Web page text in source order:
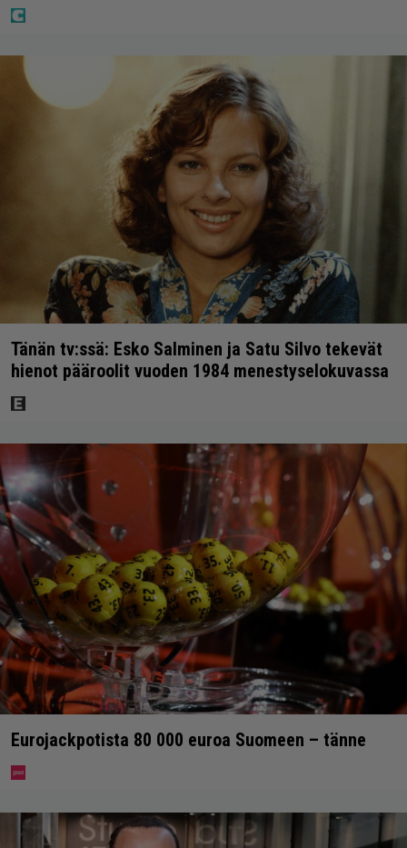
Tänän tv:ssä: Esko Salminen ja Satu Silvo tekevät
hienot pääroolit vuoden 1984 menestyselokuvassa
Eurojackpotista 80 000 euroa Suomeen – tänne